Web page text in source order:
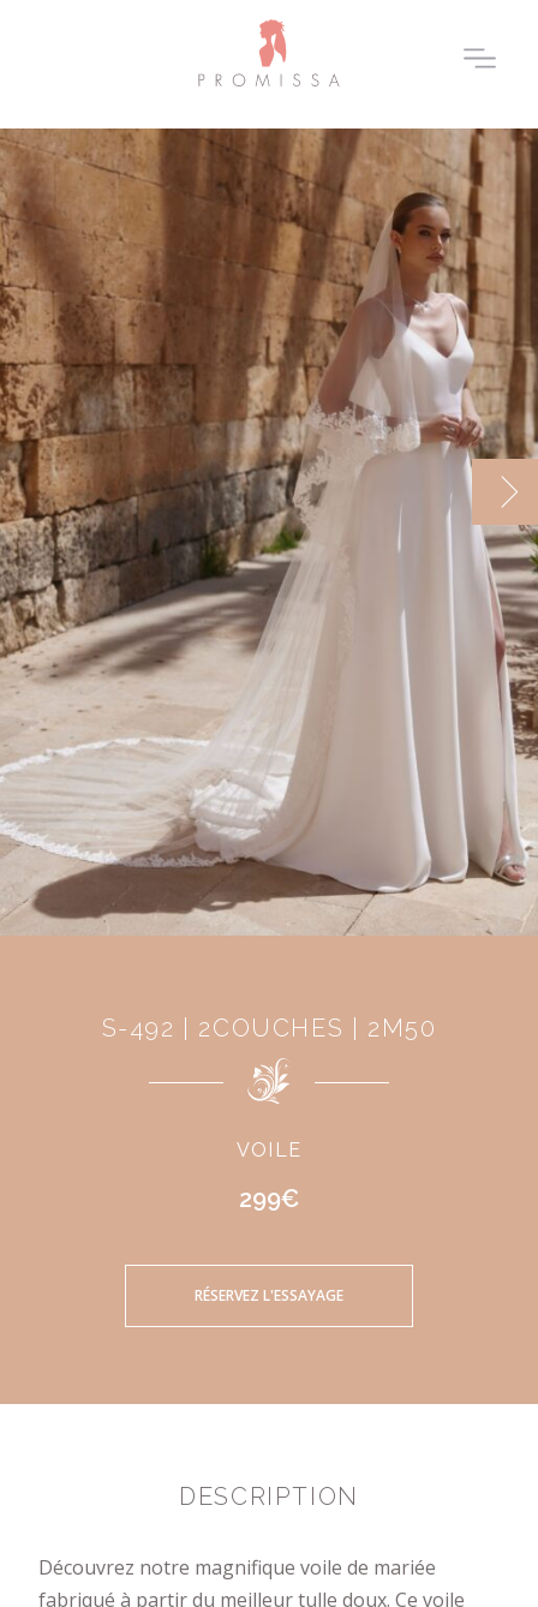
S-492 | 2COUCHES | 2M50
VOILE
299€
RÉSERVEZ L'ESSAYAGE
DESCRIPTION
Découvrez notre magnifique voile de mariée
fabriqué à partir du meilleur tulle doux. Ce voile